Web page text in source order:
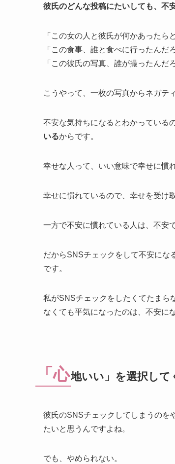
彼氏のどんな投稿にたいしても、不
「この女の人と彼氏が何かあったら
「この食事、誰と食べに行ったんだ
「この彼氏の写真、誰が撮ったんだ
こうやって、一枚の写真からネガテ
不安な気持ちになるとわかっている
いるからです。
幸せな人って、いい意味で幸せに慣
幸せに慣れているので、幸せを受け
一方で不安に慣れている人は、不安
だからSNSチェックをして不安にな
です。
私がSNSチェックをしたくてたまら
なくても平気になったのは、不安に
「心地いい」を選択して
彼氏のSNSチェックしてしまうのを
たいと思うんですよね。
でも、やめられない。